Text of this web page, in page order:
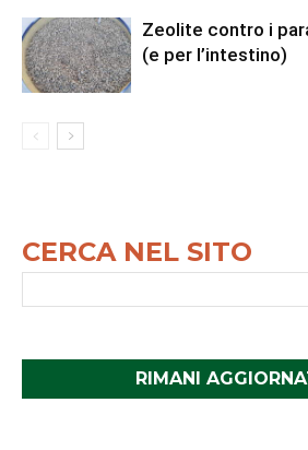
Zeolite contro i
(e per l’intestino)
CERCA NEL SITO
RIMANI